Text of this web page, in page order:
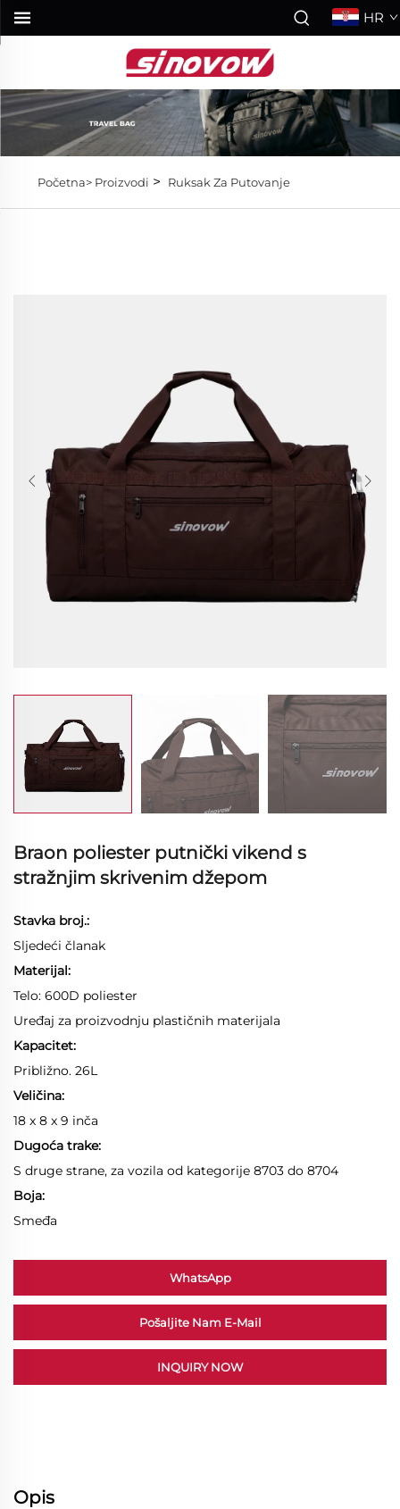
HR
Početna> Proizvodi > Ruksak Za Putovanje
Braon poliester putnički vikend s
stražnjim skrivenim džepom
Stavka broj.:
Sljedeći članak
Materijal:
Telo: 600D poliester
Uređaj za proizvodnju plastičnih materijala
Kapacitet:
Približno. 26L
Veličina:
18 x 8 x 9 inča
Dugoća trake:
S druge strane, za vozila od kategorije 8703 do 8704
Boja:
Smeđa
WhatsApp
Pošaljite Nam E-Mail
INQUIRY NOW
Opis